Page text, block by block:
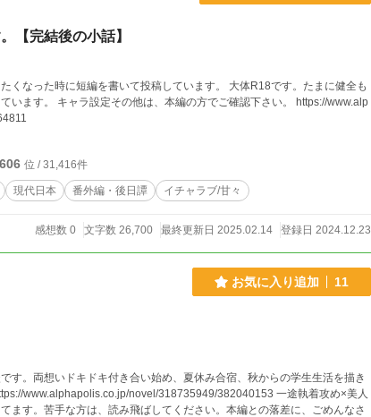
【完結後の小話】
くなった時に短編を書いて投稿しています。 大体R18です。たまに健全も
さい。 https://www.alp
位 / 31,416件
現代日本 番外編・後日譚 イチャラブ/甘々
感想数 0 文字数 26,700 最終更新日 2025.02.14 登録日 2024.12.23
お気に入り追加 11
す。両想いドキドキ付き合い始め、夏休み合宿、秋からの学生生活を描き
www.alphapolis.co.jp/novel/318735949/382040153 一途執着攻め×美人
ます。苦手な方は、読み飛ばしてください。本編との落差に、ごめんなさ